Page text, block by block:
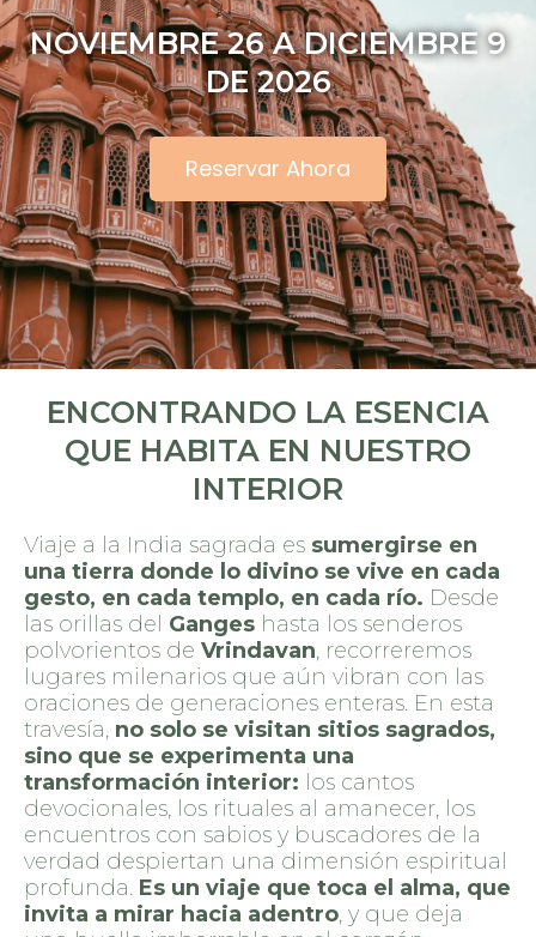
NOVIEMBRE 26 A DICIEMBRE 9
DE 2026
Reservar Ahora
ENCONTRANDO LA ESENCIA
QUE HABITA EN NUESTRO
INTERIOR
Viaje a la India sagrada es sumergirse en
una tierra donde lo divino se vive en cada
gesto, en cada templo, en cada río. Desde
las orillas del Ganges hasta los senderos
polvorientos de Vrindavan, recorreremos
lugares milenarios que aún vibran con las
oraciones de generaciones enteras. En esta
travesía, no solo se visitan sitios sagrados,
sino que se experimenta una
transformación interior: los cantos
devocionales, los rituales al amanecer, los
encuentros con sabios y buscadores de la
verdad despiertan una dimensión espiritual
profunda. Es un viaje que toca el alma, que
invita a mirar hacia adentro, y que deja